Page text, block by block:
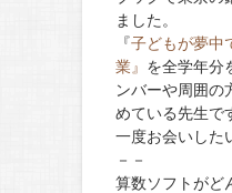
ました。
『子どもが夢中
業』 を全学年分
ンバーや周囲の
めている先生で
一度お会いした
－－
算数ソフトがど